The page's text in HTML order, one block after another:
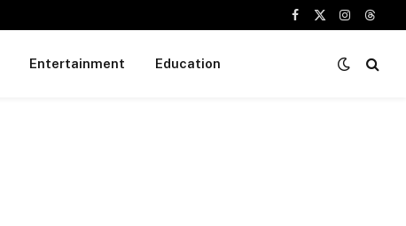
Facebook
X
Instagram
Entertainment Education